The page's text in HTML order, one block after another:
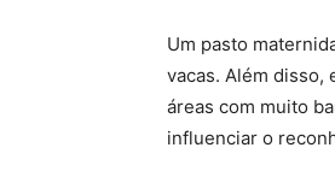
Um pasto
vacas. Além disso,
áreas com muito
influenciar o